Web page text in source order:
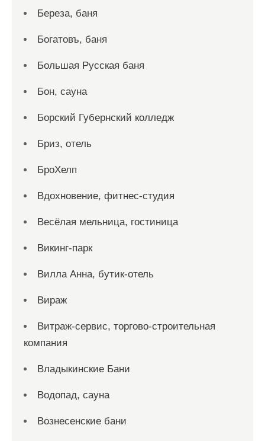
Береза, баня
Богатовъ, баня
Большая Русская баня
Бон, сауна
Борский Губернский колледж
Бриз, отель
БроХелп
Вдохновение, фитнес-студия
Весёлая мельница, гостиница
Викинг-парк
Вилла Анна, бутик-отель
Вираж
Витраж-сервис, торгово-строительная
компания
Владыкинские Бани
Водопад, сауна
Вознесенские бани